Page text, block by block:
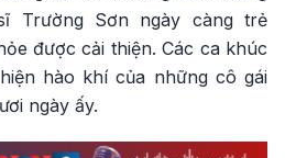
Trường Sơn ngày càng trẻ
được cải thiện. Các ca khúc
hào khí của những cô gái
ngày ấy.